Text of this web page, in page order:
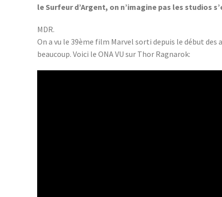
le Surfeur d’Argent, on n’imagine pas les studios
MDR.
On a vu le 39ème film Marvel sorti depuis le début des
beaucoup. Voici le ONA VU sur Thor Ragnarok: